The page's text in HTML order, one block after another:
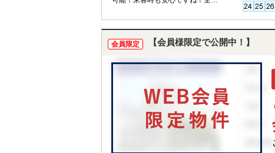
会員限定 【会員様限定で公開中！】